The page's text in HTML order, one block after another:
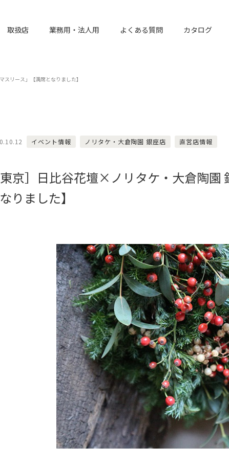
取扱店 業務用・法人用 よくある質問 カタログ
リース」【満席となりました】
イベント情報 ノリタケ・大倉陶園 銀座店 直営店情報
京］日比谷花壇×ノリタケ・大倉陶園
りました】